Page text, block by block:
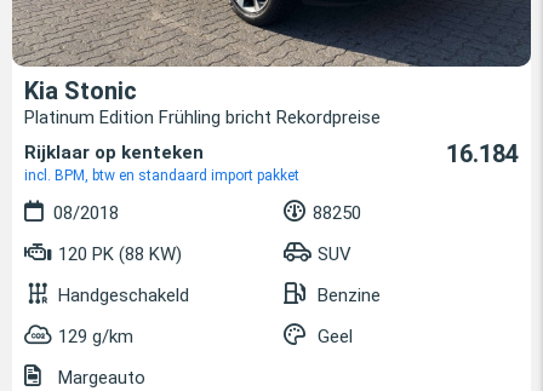
Kia Stonic
Platinum Edition Frühling bricht Rekordpreise
Rijklaar op kenteken
incl. BPM, btw en standaard import pakket
16.184
08/2018
88250
120 PK (88 KW)
SUV
Handgeschakeld
Benzine
129 g/km
Geel
Margeauto